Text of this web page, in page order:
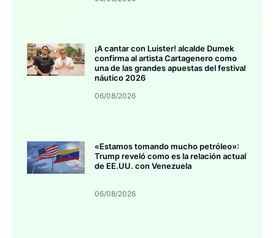
¡A cantar con Luister! alcalde Dumek
confirma al artista Cartagenero como
una de las grandes apuestas del festival
náutico 2026
06/08/2026
«Estamos tomando mucho petróleo»:
Trump reveló como es la relación actual
de EE.UU. con Venezuela
06/08/2026